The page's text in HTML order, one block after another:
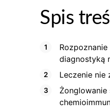
Spis
diagnostyką
Leczenie nie
Żonglowanie